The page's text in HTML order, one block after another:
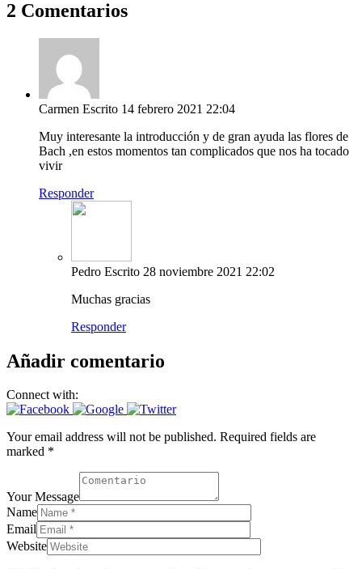
2 Comentarios
Carmen Escrito 14 febrero 2021 22:04
Muy interesante la introducción y de gran ayuda las flores de
Bach ,en estos momentos tan complicados que nos ha tocado
vivir
Responder
Pedro Escrito 28 noviembre 2021 22:02
Muchas gracias
Responder
Añadir comentario
Connect with:
Your email address will not be published. Required fields are
marked *
Your Message
Name
Email
Website